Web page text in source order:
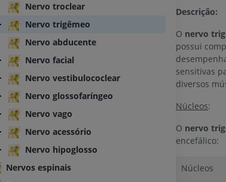
Nervo troclear
Nervo trigêmeo
Nervo abducente
Nervo facial
Nervo vestibulococlear
Nervo glossofaríngeo
Nervo vago
Nervo acessório
Nervo hipoglosso
Nervos espinais
Descrição:
O nervo
possui
sensitivas
diversos
Núcleos:
O nervo
encefálico:
Núcleos